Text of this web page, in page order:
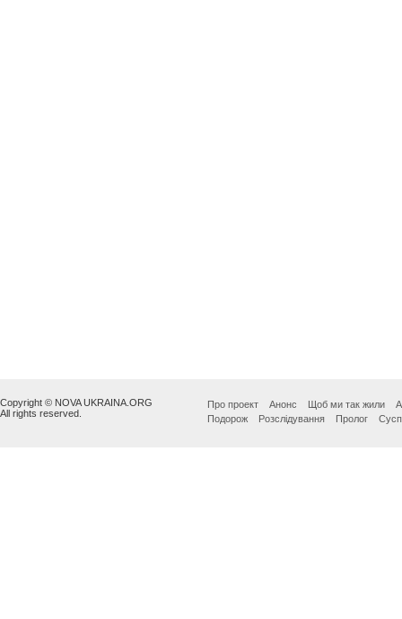
Copyright © NOVA UKRAINA.ORG
All rights reserved.
Про проект Анонс Щоб ми так жили
Подорож
Розслідування Пролог